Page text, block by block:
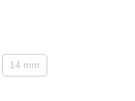
14 mm